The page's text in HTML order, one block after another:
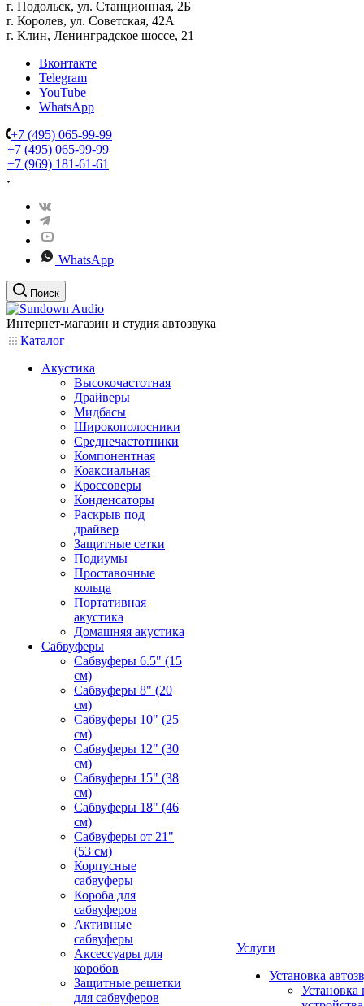
г. Подольск, ул. Станционная, 2Б
г. Королев, ул. Советская, 42А
г. Клин, Ленинградское шоссе, 21
Вконтакте
Telegram
YouTube
WhatsApp
+7 (495) 065-99-99
+7 (495) 065-99-99
+7 (969) 181-61-61
WhatsApp
Поиск
Интернет-магазин и студия автозвука
Каталог
Акустика
Высокочастотная
Драйверы
Мидбасы
Широкополосники
Среднечастотники
Компонентная
Коаксиальная
Кроссоверы
Конденсаторы
Раскрыв под
драйвер
Защитные сетки
Подиумы
Проставочные
кольца
Портативная
акустика
Домашняя акустика
Сабвуферы
Сабвуферы 6.5" (15
см)
Сабвуферы 8" (20
см)
Сабвуферы 10" (25
см)
Сабвуферы 12" (30
см)
Сабвуферы 15" (38
см)
Сабвуферы 18" (46
см)
Сабвуферы от 21"
(53 см)
Корпусные
сабвуферы
Короба для
сабвуферов
Активные
сабвуферы
Аксессуары для
коробов
Защитные решетки
для сабвуферов
Услуги
Установка
Установка